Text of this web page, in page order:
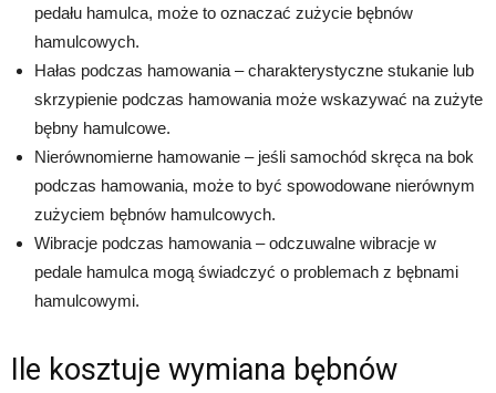
pedału hamulca, może to oznaczać zużycie bębnów
hamulcowych.
Hałas podczas hamowania – charakterystyczne stukanie lub
skrzypienie podczas hamowania może wskazywać na zużyte
bębny hamulcowe.
Nierównomierne hamowanie – jeśli samochód skręca na bok
podczas hamowania, może to być spowodowane nierównym
zużyciem bębnów hamulcowych.
Wibracje podczas hamowania – odczuwalne wibracje w
pedale hamulca mogą świadczyć o problemach z bębnami
hamulcowymi.
Ile kosztuje wymiana bębnów